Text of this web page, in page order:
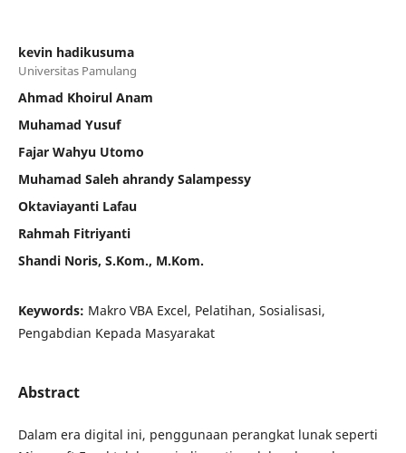
kevin hadikusuma
Universitas Pamulang
Ahmad Khoirul Anam
Muhamad Yusuf
Fajar Wahyu Utomo
Muhamad Saleh ahrandy Salampessy
Oktaviayanti Lafau
Rahmah Fitriyanti
Shandi Noris, S.Kom., M.Kom.
Keywords: Makro VBA Excel, Pelatihan, Sosialisasi,
Pengabdian Kepada Masyarakat
Abstract
Dalam era digital ini, penggunaan perangkat lunak seperti